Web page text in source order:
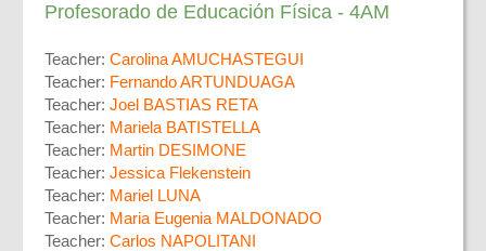
Profesorado de Educación Física - 4AM
Teacher: Carolina AMUCHASTEGUI
Teacher: Fernando ARTUNDUAGA
Teacher: Joel BASTIAS RETA
Teacher: Mariela BATISTELLA
Teacher: Martin DESIMONE
Teacher: Jessica Flekenstein
Teacher: Mariel LUNA
Teacher: Maria Eugenia MALDONADO
Teacher: Carlos NAPOLITANI